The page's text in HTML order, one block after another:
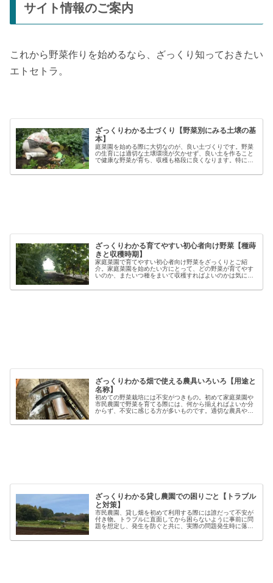
サイト情報のご案内
これから野菜作りを始めるなら、ざっくり知っておきたい
エトセトラ。
ざっくりわかる土づくり【野菜別にみる土壌の基
本】
庭菜園を始める際に大切なのが、良い土づくりです。野菜
の生育には適切な土壌環境が欠かせず、良い土を作ること
で健康な野菜が育ち、収穫も格段に良くなります。特に初
家庭菜園で失敗しないコツと言える...
ざっくりわかる育てやすい初心者向け野菜【種蒔
きと収穫時期】
家庭菜園で育てやすい初心者向け野菜をざっくりとご紹
介。家庭菜園を始めたい方にとって、どの野菜が育てやす
いのか、またいつ種をまいて収穫すればよいのかは気にな
類でも「早生」「中生」「晩生」など...
ざっくりわかる畑で使える農具いろいろ【用途と
名称】
初めての野菜栽培には不安がつきもの。初めて家庭菜園や
市民農園で野菜を育てる際には、何から揃えればよいか分
からず、不安に感じる方が多いものです。適切な農具や資
しますが、種類も多く、初心者には...
ざっくりわかる貸し農園での困りごと【トラブル
と対策】
市民農園、貸し畑を初めて利用する際には誰だって不安が
付き物。トラブルに直面してから困らないように事前に問
題を想定し、発生を防ぐと共に、実際の問題発生時に落ち
【困った】と【トラブル】困りごとト...